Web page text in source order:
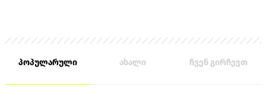
პოპულარული ახალი ჩვენ გირჩევთ